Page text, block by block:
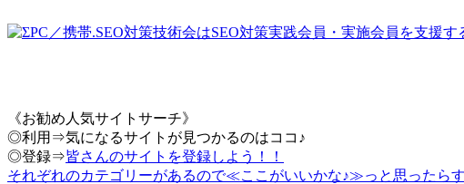
《お勧め人気サイトサーチ》
◎利用⇒気になるサイトが見つかるのはココ♪
◎登録⇒皆さんのサイトを登録しよう！！
それぞれのカテゴリーがあるので≪ここがいいかな♪≫っと思ったら